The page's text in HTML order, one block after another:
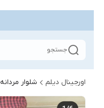
جستجو
اورجینال دیلم شلوار مردانه